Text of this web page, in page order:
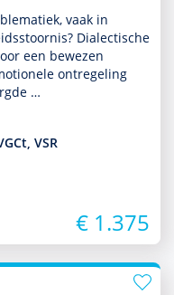
vaak in
Dialectische
een bewezen
ontregeling
…
VSR
€ 1.375